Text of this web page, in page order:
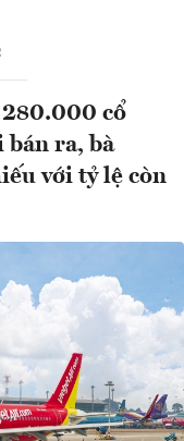
cổ
bán ra, bà
với tỷ lệ còn